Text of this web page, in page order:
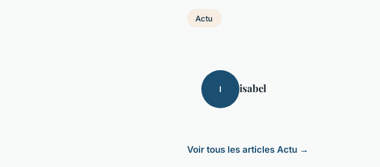
Actu
I isabel
Voir tous les articles Actu →